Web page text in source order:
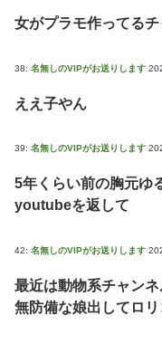
女がプラモ作ってる
38: 名無しのVIPがお送りします
ええ子やん
39: 名無しのVIPがお送りします
5年くらい前の胸元ゆ
youtubeを返して
42: 名無しのVIPがお送りします
最近は動物系チャン
無防備な娘出してロ